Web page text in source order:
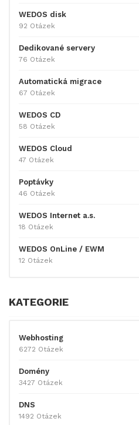
WEDOS disk
92 Otázek
Dedikované servery
76 Otázek
Automatická migrace
67 Otázek
WEDOS CD
58 Otázek
WEDOS Cloud
47 Otázek
Poptávky
46 Otázek
WEDOS Internet a.s.
18 Otázek
WEDOS OnLine / EWM
12 Otázek
KATEGORIE
Webhosting
6272 Otázek
Domény
3427 Otázek
DNS
1492 Otázek